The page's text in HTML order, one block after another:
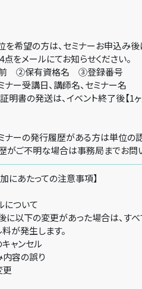
希望の方は、セミナーお申込み後
メールにてお知らせください。
有資格名 ③登録番号
受講日、講師名、セミナー名
の発送は、イベント終了後【1ヶ
ーの発行履歴がある方は単位の認
ご不明な場合は事務局までお問い
にあたっての注意事項】
について
以下の変更があった場合は、すべ
が発生します。
ャンセル
容の誤り